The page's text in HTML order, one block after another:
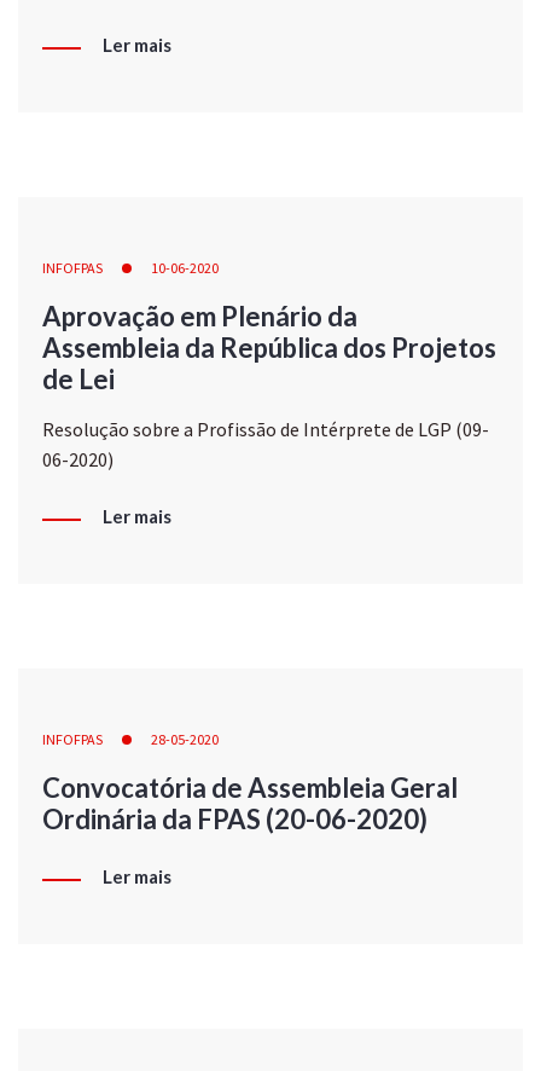
Ler mais
INFOFPAS 10-06-2020
Aprovação em Plenário da
Assembleia da República dos Projetos
de Lei
Resolução sobre a Profissão de Intérprete de LGP (09-
06-2020)
Ler mais
INFOFPAS 28-05-2020
Convocatória de Assembleia Geral
Ordinária da FPAS (20-06-2020)
Ler mais